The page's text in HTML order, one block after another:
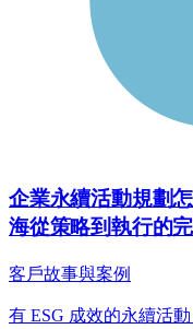
企業永續活動規劃
海從策略到執行的
客戶故事與案例
有 ESG 成效的永續活